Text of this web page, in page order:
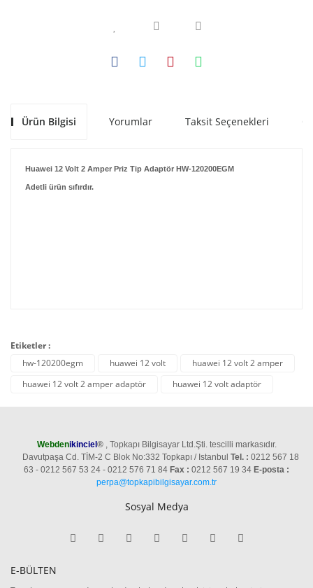
Ürün Bilgisi Yorumlar Taksit Seçenekleri
Huawei 12 Volt 2 Amper Priz Tip Adaptör HW-120200EGM
Adetli ürün sıfırdır.
Etiketler :
hw-120200egm
huawei 12 volt
huawei 12 volt 2 amper
huawei 12 volt 2 amper adaptör
huawei 12 volt adaptör
Webdenikinciel ®, Topkapı Bilgisayar Ltd.Şti. tescilli markasıdır.
Davutpaşa Cd. TİM-2 C Blok No:332 Topkapı / Istanbul Tel. : 0212 567 18
63 - 0212 567 53 24 - 0212 576 71 84 Fax : 0212 567 19 34 E-posta :
perpa@topkapibilgisayar.com.tr
Sosyal Medya
E-BÜLTEN